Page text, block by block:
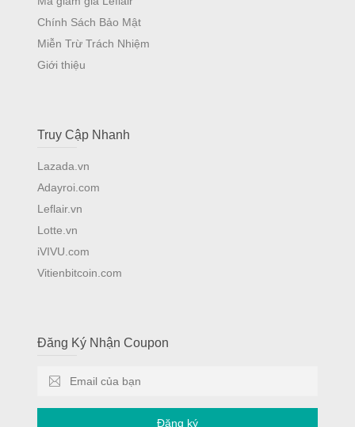
Chính Sách Bảo Mật
Miễn Trừ Trách Nhiệm
Giới thiệu
Truy Cập Nhanh
Lazada.vn
Adayroi.com
Leflair.vn
Lotte.vn
iVIVU.com
Vitienbitcoin.com
Đăng Ký Nhận Coupon
Đăng ký